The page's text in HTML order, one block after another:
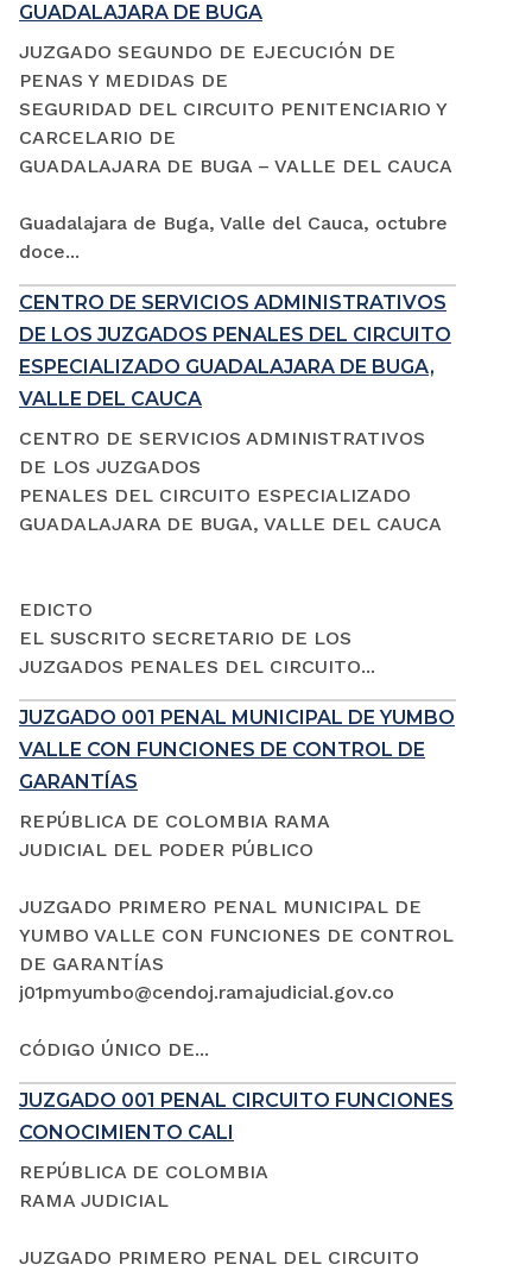
GUADALAJARA DE BUGA
JUZGADO SEGUNDO DE EJECUCIÓN DE
PENAS Y MEDIDAS DE
SEGURIDAD DEL CIRCUITO PENITENCIARIO Y
CARCELARIO DE
GUADALAJARA DE BUGA – VALLE DEL CAUCA
Guadalajara de Buga, Valle del Cauca, octubre
doce...
CENTRO DE SERVICIOS ADMINISTRATIVOS
DE LOS JUZGADOS PENALES DEL CIRCUITO
ESPECIALIZADO GUADALAJARA DE BUGA,
VALLE DEL CAUCA
CENTRO DE SERVICIOS ADMINISTRATIVOS
DE LOS JUZGADOS
PENALES DEL CIRCUITO ESPECIALIZADO
GUADALAJARA DE BUGA, VALLE DEL CAUCA
EDICTO
EL SUSCRITO SECRETARIO DE LOS
JUZGADOS PENALES DEL CIRCUITO...
JUZGADO 001 PENAL MUNICIPAL DE YUMBO
VALLE CON FUNCIONES DE CONTROL DE
GARANTÍAS
REPÚBLICA DE COLOMBIA RAMA
JUDICIAL DEL PODER PÚBLICO
JUZGADO PRIMERO PENAL MUNICIPAL DE
YUMBO VALLE CON FUNCIONES DE CONTROL
DE GARANTÍAS
j01pmyumbo@cendoj.ramajudicial.gov.co
CÓDIGO ÚNICO DE...
JUZGADO 001 PENAL CIRCUITO FUNCIONES
CONOCIMIENTO CALI
REPÚBLICA DE COLOMBIA
RAMA JUDICIAL
JUZGADO PRIMERO PENAL DEL CIRCUITO